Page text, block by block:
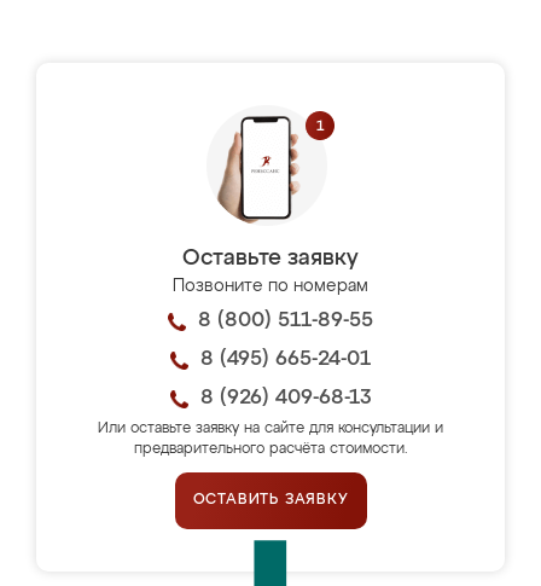
Оставьте заявку
Позвоните по номерам
8 (800) 511-89-55
8 (495) 665-24-01
8 (926) 409-68-13
Или оставьте заявку на сайте для консультации и
предварительного расчёта стоимости.
ОСТАВИТЬ ЗАЯВКУ